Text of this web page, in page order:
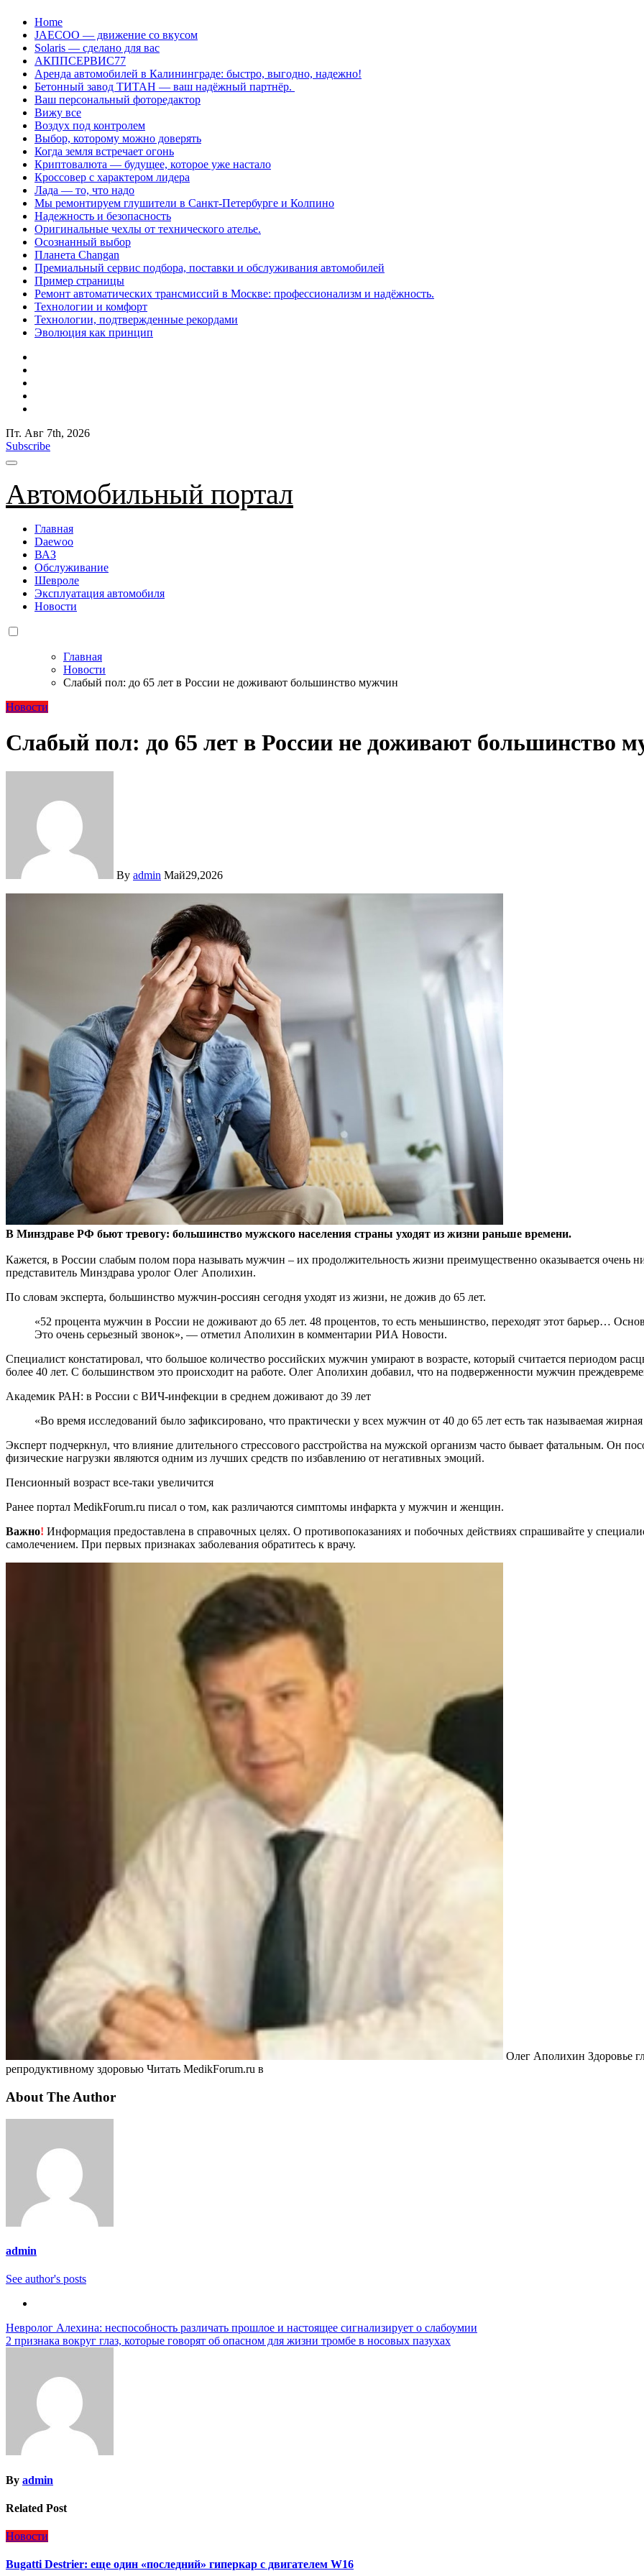
Перейти
содержанию
Home
JAECOO — движение со вкусом
Solaris — сделано для вас
АКППСЕРВИС77
Аренда автомобилей в Калининграде: быстро, выгодно, надежно!
Бетонный завод ТИТАН — ваш надёжный партнёр.
Ваш персональный фоторедактор
Вижу все
Воздух под контролем
Выбор, которому можно доверять
Когда земля встречает огонь
Криптовалюта — будущее, которое уже настало
Кроссовер с характером лидера
Лада — то, что надо
Мы ремонтируем глушители в Санкт-Петербурге и Колпино
Надежность и безопасность
Оригинальные чехлы от технического ателье.
Осознанный выбор
Планета Changan
Премиальный сервис подбора, поставки и обслуживания автомобилей
Пример страницы
Ремонт автоматических трансмиссий в Москве: профессионализм и надёжность.
Технологии и комфорт
Технологии, подтвержденные рекордами
Эволюция как принцип
Пт. Авг 7th, 2026
Subscribe
Автомобильный портал
Главная
Daewoo
ВАЗ
Обслуживание
Шевроле
Эксплуатация автомобиля
Новости
Главная
Новости
Слабый пол: до 65 лет в России не доживают большинство мужчин
Новости
Слабый пол: до 65 лет в России не доживают большинство
By admin Май29,2026
В Минздраве РФ бьют тревогу: большинство мужского населения страны уходят из жизни раньше времени.
Кажется, в России слабым полом пора называть мужчин – их продолжительность жизни преимущественно оказывается очень
представитель Минздрава уролог Олег Аполихин.
По словам эксперта, большинство мужчин-россиян сегодня уходят из жизни, не дожив до 65 лет.
«52 процента мужчин в России не доживают до 65 лет. 48 процентов, то есть меньшинство, переходят этот барьер… Основной фатальный дебют происходит в возрасте 40–65 лет…
Это очень серьезный звонок», — отметил Аполихин в комментарии РИА Новости.
Специалист констатировал, что большое количество российских мужчин умирают в возрасте, который считается периодом
более 40 лет. С большинством это происходит на работе. Олег Аполихин добавил, что на подверженности мужчин
Академик РАН: в России с ВИЧ-инфекции в среднем доживают до 39 лет
«Во время исследований было зафиксировано, что практически у всех мужчин от 40 до 65 лет есть так называемая
Эксперт подчеркнул, что влияние длительного стрессового расстройства на мужской организм часто бывает фатальным. Он
физические нагрузки являются одним из лучших средств по избавлению от негативных эмоций.
Пенсионный возраст все-таки увеличится
Ранее портал MedikForum.ru писал о том, как различаются симптомы инфаркта у мужчин и женщин.
Важно! Информация предоставлена в справочных целях. О противопоказаниях и побочных действиях спрашивайте у
самолечением. При первых признаках заболевания обратитесь к врачу.
Олег Аполихин Здоровье
репродуктивному здоровью Читать MedikForum.ru в
About The Author
admin
See author's posts
Навигация
по
Невролог Алехина: неспособность различать прошлое и настоящее сигнализирует о слабоумии
2 признака вокруг глаз, которые говорят об опасном для жизни тромбе в носовых пазухах
By admin
Related Post
Новости
Bugatti Destrier: еще один «последний» гиперкар с двигателем W16